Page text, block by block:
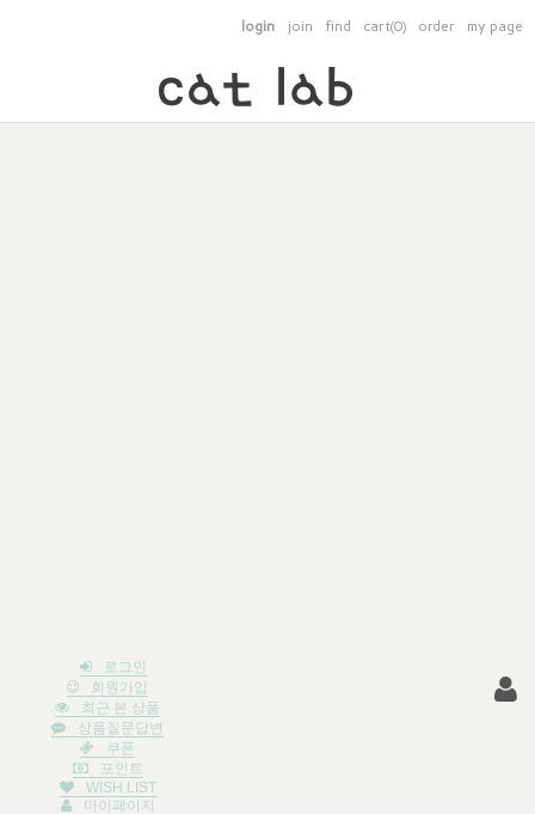
login join find cart(0) order my page
로그인
회원가입
최근 본 상품
상품질문답변
쿠폰
포인트
WISH LIST
마이페이지